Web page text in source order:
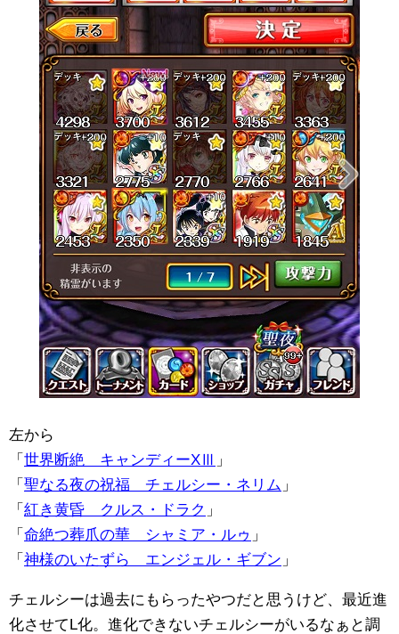
左から
「 世界断絶 キャンディーXⅢ 」
「 聖なる夜の祝福 チェルシー・ネリム 」
「 紅き黄昏 クルス・ドラク 」
「 命絶つ葬爪の華 シャミア・ルゥ 」
「 神様のいたずら エンジェル・ギブン 」
チェルシーは過去にもらったやつだと思うけど、最近進
化させてL化。進化できないチェルシーがいるなぁと調